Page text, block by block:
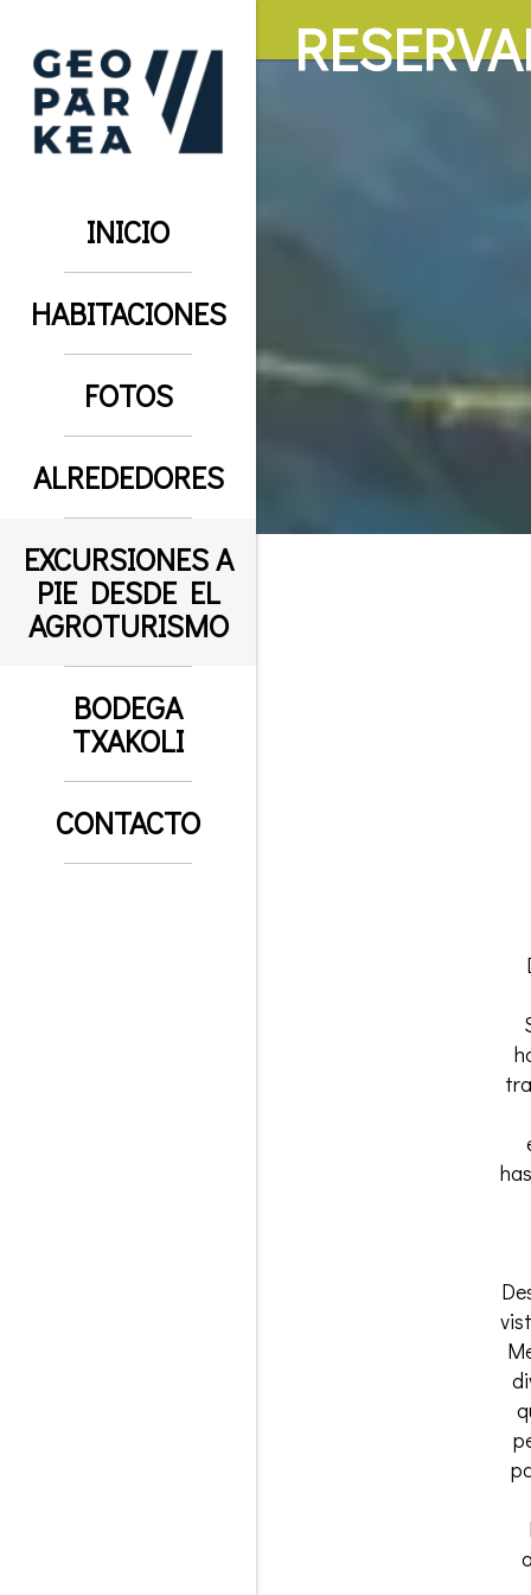
INICIO
HABITACIONES
FOTOS
ALREDEDORES
EXCURSIONES A
PIE DESDE EL
AGROTURISMO
BODEGA
TXAKOLI
CONTACTO